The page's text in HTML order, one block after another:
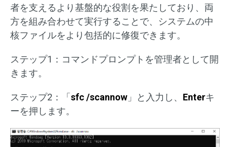
者を支えるより基盤的な役割を果たしており、両
方を組み合わせて実行することで、システムの中
核ファイルをより包括的に修復できます。
ステップ1：コマンドプロンプトを管理者として開
きます。
ステップ2：「 sfc /scannow 」と入力し、 Enterキ
ーを押します。